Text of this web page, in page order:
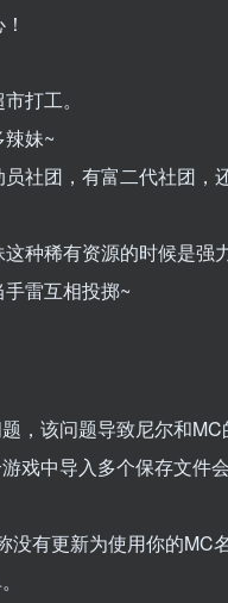
打工。
妹~
社团，有富二代社团，
种稀有资源的时候是强
雷互相投掷~
，该问题导致尼尔和
戏中导入多个保存文
有更新为使用你的MC名